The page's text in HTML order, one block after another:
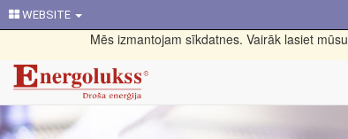
WEBSITE
Mēs izmantojam sīkdatnes. Vairāk lasiet mūsu